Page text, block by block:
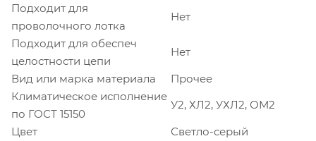
Подходит для
проволочного лотка
Нет
Подходит для обеспеч
целостности цепи
Нет
Вид или марка материала
Прочее
Климатическое исполнение
по ГОСТ 15150
У2, ХЛ2, УХЛ2, ОМ2
Цвет
Светло-серый